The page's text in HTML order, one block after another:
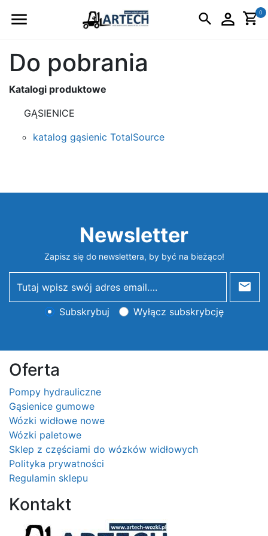
0
Do pobrania
Katalogi produktowe
GĄSIENICE
katalog gąsienic TotalSource
Newsletter
Zapisz się do newslettera, by być na bieżąco!
newsletter
Subskrybuj Wyłącz subskrybcję
Oferta
Pompy hydrauliczne
Gąsienice gumowe
Wózki widłowe nowe
Wózki paletowe
Sklep z częściami do wózków widłowych
Polityka prywatności
Regulamin sklepu
Kontakt